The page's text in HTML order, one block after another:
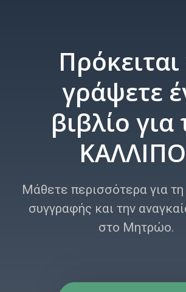
γράψετε
βιβλίο για
Μάθετε περισσότερα για τη
συγγραφής και την
στο Μητρώο.